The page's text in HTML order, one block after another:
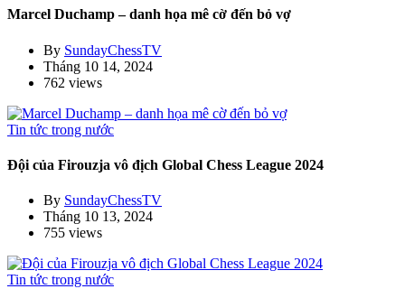
Marcel Duchamp – danh họa mê cờ đến bỏ vợ
By SundayChessTV
Tháng 10 14, 2024
762 views
Tin tức trong nước
Đội của Firouzja vô địch Global Chess League 2024
By SundayChessTV
Tháng 10 13, 2024
755 views
Tin tức trong nước